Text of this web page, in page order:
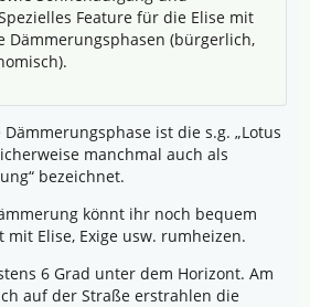
Feature für die Elise mit
Dämmerungsphasen (bürgerlich,
ist die s.g. „Lotus
manchmal auch als
bezeichnet.
könnt ihr noch bequem
Elise, Exige usw. rumheizen.
6 Grad unter dem Horizont. Am
auf der Straße erstrahlen die